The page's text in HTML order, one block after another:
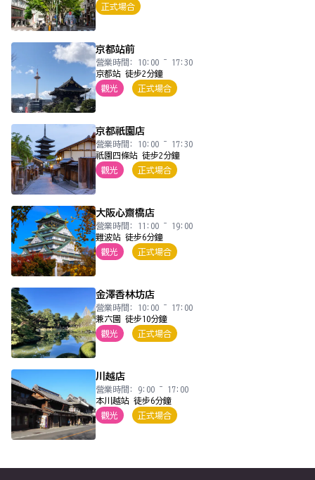
正式場合
京都站前
營業時間: 10:00 ~ 17:30
京都站 徒步2分鐘
觀光
正式場合
京都祇園店
營業時間: 10:00 ~ 17:30
祇園四條站 徒步2分鐘
觀光
正式場合
大阪心齋橋店
營業時間: 11:00 ~ 19:00
難波站 徒步6分鐘
觀光
正式場合
金澤香林坊店
營業時間: 10:00 ~ 17:00
兼六園 徒步10分鐘
觀光
正式場合
川越店
營業時間: 9:00 ~ 17:00
本川越站 徒步6分鐘
觀光
正式場合